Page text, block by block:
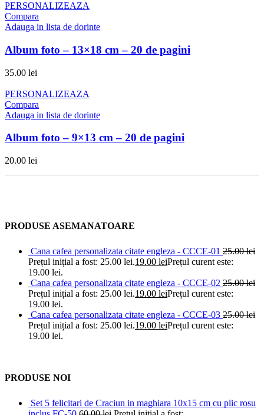
PERSONALIZEAZA
Compara
Adauga in lista de dorinte
Album foto – 13×18 cm – 20 de pagini
35.00 lei
PERSONALIZEAZA
Compara
Adauga in lista de dorinte
Album foto – 9×13 cm – 20 de pagini
20.00 lei
PRODUSE ASEMANATOARE
Cana cafea personalizata citate engleza - CCCE-01 25.00lei
Prețul inițial a fost: 25.00 lei.19.00 leiPrețul curent este:
19.00 lei.
Cana cafea personalizata citate engleza - CCCE-02 25.00lei
Prețul inițial a fost: 25.00 lei.19.00 leiPrețul curent este:
19.00 lei.
Cana cafea personalizata citate engleza - CCCE-03 25.00lei
Prețul inițial a fost: 25.00 lei.19.00 leiPrețul curent este:
19.00 lei.
PRODUSE NOI
Set 5 felicitari de Craciun in maghiara 10x15 cm cu plic rosu